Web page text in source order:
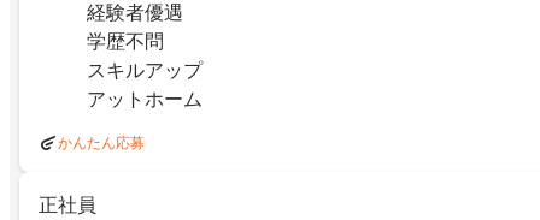
経験者優遇
学歴不問
スキルアップ
アットホーム
かんたん応募
正社員